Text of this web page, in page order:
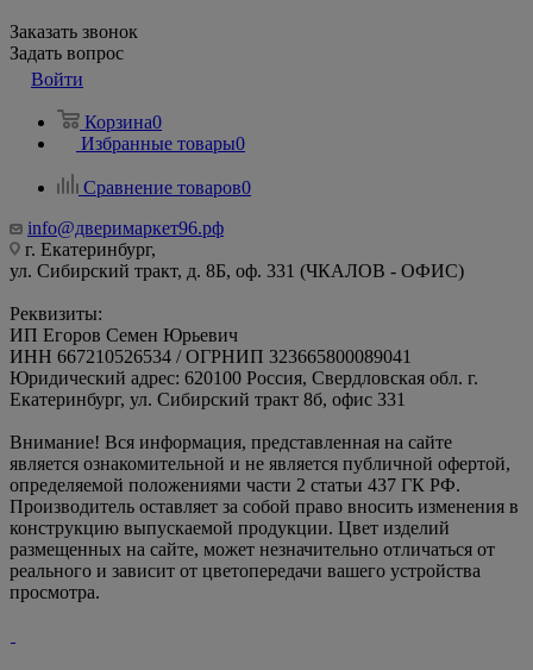
Заказать звонок
Задать вопрос
Войти
Корзина0
Избранные товары0
Сравнение товаров0
info@дверимаркет96.рф
г. Екатеринбург,
ул. Сибирский тракт, д. 8Б, оф. 331 (ЧКАЛОВ - ОФИС)
Реквизиты:
ИП Егоров Семен Юрьевич
ИНН 667210526534 / ОГРНИП 323665800089041
Юридический адрес: 620100 Россия, Свердловская обл. г.
Екатеринбург, ул. Сибирский тракт 8б, офис 331
Внимание! Вся информация, представленная на сайте
является ознакомительной и не является публичной офертой,
определяемой положениями части 2 статьи 437 ГК РФ.
Производитель оставляет за собой право вносить изменения в
конструкцию выпускаемой продукции. Цвет изделий
размещенных на сайте, может незначительно отличаться от
реального и зависит от цветопередачи вашего устройства
просмотра.